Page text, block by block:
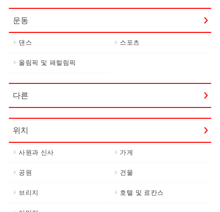
운동
댄스 스포츠
올림픽 및 패럴림픽
다른
위치
사원과 신사 가게
공원 건물
브리지 호텔 및 료칸스